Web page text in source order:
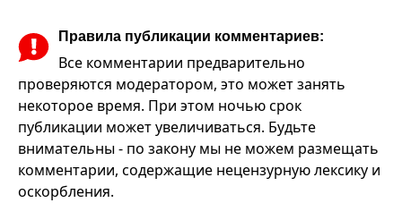
Правила публикации комментариев:
Все комментарии предварительно
проверяются модератором, это может занять
некоторое время. При этом ночью срок
публикации может увеличиваться. Будьте
внимательны - по закону мы не можем размещать
комментарии, содержащие нецензурную лексику и
оскорбления.